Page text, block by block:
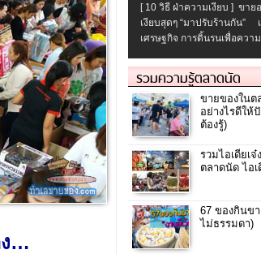
ง…
[ 10 วิธี ฝ่าความเงียบ ] ขาย
เงียบสุดๆ “มาปรับร้านกัน”
เศรษฐกิจ การดิ้นรนเพื่อควา
รวมความรู้ตลาดนัด
ขายของในต
อย่างไรดีให้
ต้องรู้)
รวมไอเดียเ
ตลาดนัด ไอ
67 ของกินข
ไม่ธรรมดา)